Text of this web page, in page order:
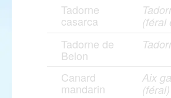
Tadorne
casarca
(féral
Tadorne de
Belon
Canard
mandarin
Aix
(féral)